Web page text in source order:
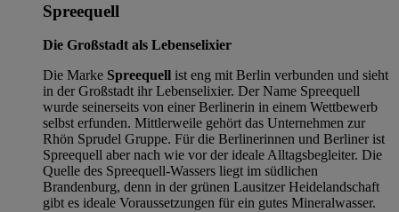
Spreequell
Die Großstadt als Lebenselixier
Die Marke Spreequell ist eng mit Berlin verbunden und sieht
in der Großstadt ihr Lebenselixier. Der Name Spreequell
wurde seinerseits von einer Berlinerin in einem Wettbewerb
selbst erfunden. Mittlerweile gehört das Unternehmen zur
Rhön Sprudel Gruppe. Für die Berlinerinnen und Berliner ist
Spreequell aber nach wie vor der ideale Alltagsbegleiter. Die
Quelle des Spreequell-Wassers liegt im südlichen
Brandenburg, denn in der grünen Lausitzer Heidelandschaft
gibt es ideale Voraussetzungen für ein gutes Mineralwasser.